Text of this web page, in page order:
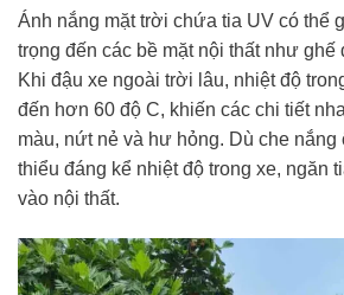
Ánh nắng mặt trời chứa tia UV có thể
trọng đến các bề mặt nội thất như
Khi đậu xe ngoài trời lâu, nhiệt độ
đến hơn 60 độ C, khiến các chi tiết
màu, nứt nẻ và hư hỏng. Dù che nắng
thiểu đáng kể nhiệt độ trong xe, ngăn
vào nội thất.